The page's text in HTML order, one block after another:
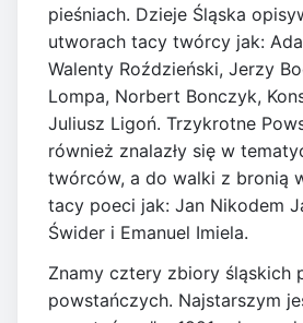
pieśniach. Dzieje Śląska
utworach tacy twórcy jak:
Walenty Roździeński, Jerzy
Lompa, Norbert Bonczyk,
Juliusz Ligoń. Trzykrotne
również znalazły się w
twórców, a do walki z bronią
tacy poeci jak: Jan Nikodem
Świder i Emanuel Imiela.
Znamy cztery zbiory śląskich
powstańczych. Najstarszym